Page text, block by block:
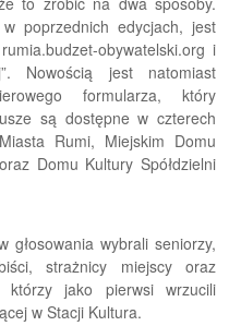
poprzednich edycjach, jest
obywatelski.org i
Nowością jest natomiast
formularza, który
są dostępne w czterech
Rumi, Miejskim Domu
Domu Kultury Spółdzielni
głosowania wybrali seniorzy,
strażnicy miejscy oraz
którzy jako pierwsi wrzucili
w Stacji Kultura.